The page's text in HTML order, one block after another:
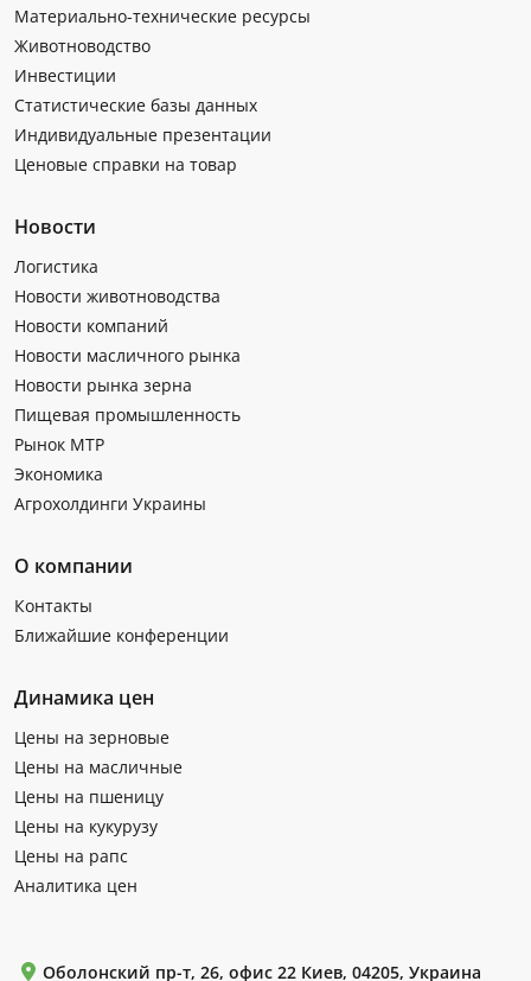
Материально-технические ресурсы
Животноводство
Инвестиции
Статистические базы данных
Индивидуальные презентации
Ценовые справки на товар
Новости
Логистика
Новости животноводства
Новости компаний
Новости масличного рынка
Новости рынка зерна
Пищевая промышленность
Рынок МТР
Экономика
Агрохолдинги Украины
О компании
Контакты
Ближайшие конференции
Динамика цен
Цены на зерновые
Цены на масличные
Цены на пшеницу
Цены на кукурузу
Цены на рапс
Аналитика цен
Оболонский пр-т, 26, офис 22 Киев, 04205, Украина